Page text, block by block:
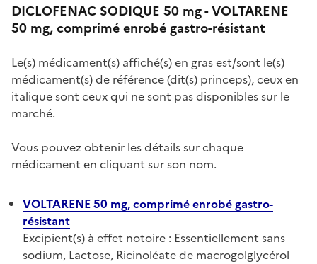
DICLOFENAC SODIQUE 50 mg - VOLTARENE
50 mg, comprimé enrobé gastro-résistant
Le(s) médicament(s) affiché(s) en gras est/sont le(s)
médicament(s) de référence (dit(s) princeps), ceux en
italique sont ceux qui ne sont pas disponibles sur le
marché.
Vous pouvez obtenir les détails sur chaque
médicament en cliquant sur son nom.
VOLTARENE 50 mg, comprimé enrobé gastro-
résistant
Excipient(s) à effet notoire : Essentiellement sans
sodium, Lactose, Ricinoléate de macrogolglycérol